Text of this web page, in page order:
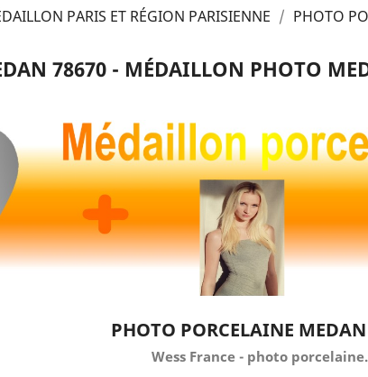
PARIS ET RÉGION PARISIENNE
PHOTO
78670 - MÉDAILLON PHOTO
PHOTO PORCELAINE
Wess France - photo